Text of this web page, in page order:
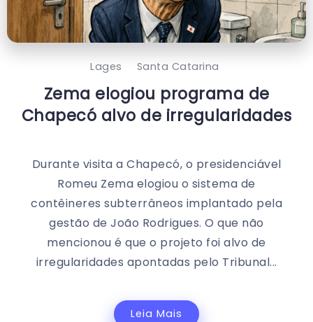
Lages Santa Catarina
Zema elogiou programa de
Chapecó alvo de irregularidades
Durante visita a Chapecó, o presidenciável
Romeu Zema elogiou o sistema de
contêineres subterrâneos implantado pela
gestão de João Rodrigues. O que não
mencionou é que o projeto foi alvo de
irregularidades apontadas pelo Tribunal...
Leia Mais